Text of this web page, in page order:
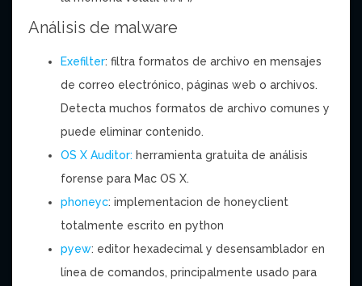
Análisis de malware
Exefilter: filtra formatos de archivo en mensajes
de correo electrónico, páginas web o archivos.
Detecta muchos formatos de archivo comunes y
puede eliminar contenido.
OS X Auditor: herramienta gratuita de análisis
forense para Mac OS X.
phoneyc: implementacion de honeyclient
totalmente escrito en python
pyew: editor hexadecimal y desensamblador en
línea de comandos, principalmente usado para